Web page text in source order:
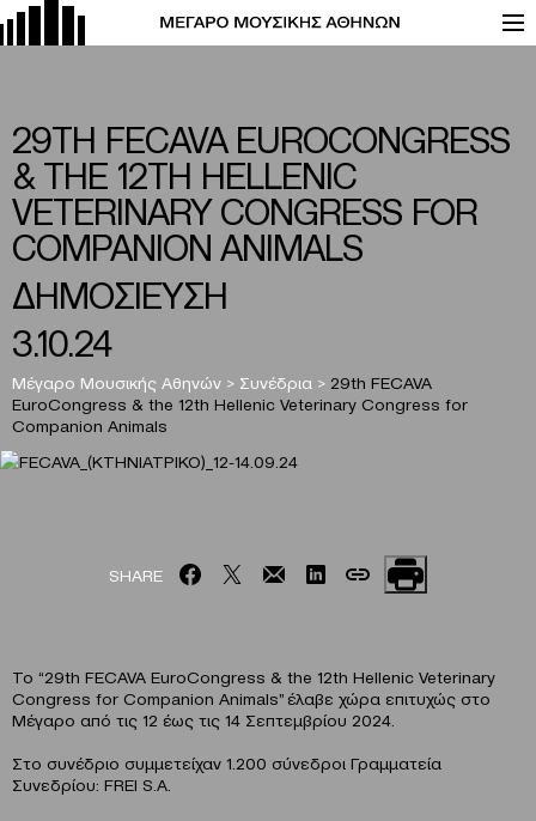
29TH FECAVA EUROCONGRESS
& THE 12TH HELLENIC
VETERINARY CONGRESS FOR
COMPANION ANIMALS
ΔΗΜΟΣΙΕΥΣΗ
3.10.24
Μέγαρο Μουσικής Αθηνών > Συνέδρια > 29th FECAVA
EuroCongress & the 12th Hellenic Veterinary Congress for
Companion Animals
SHARE
Το “29th FECAVA EuroCongress & the 12th Hellenic Veterinary
Congress for Companion Animals” έλαβε χώρα επιτυχώς στο
Μέγαρο από τις 12 έως τις 14 Σεπτεμβρίου 2024.
Στο συνέδριο συμμετείχαν 1.200 σύνεδροι Γραμματεία
Συνεδρίου: FREI S.A.